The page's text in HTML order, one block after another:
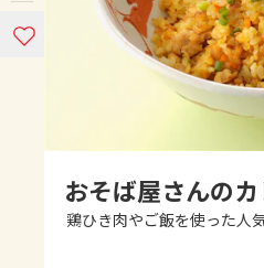
コンテンツ
よくあるお問い合
ピーマン
みょうが
おそば屋さんの
鶏ひき肉やご飯を使った人